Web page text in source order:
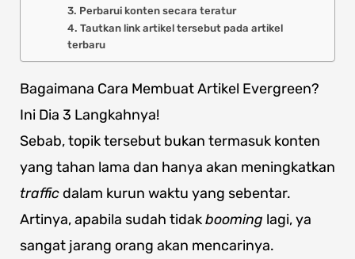
3. Perbarui konten secara teratur
4. Tautkan link artikel tersebut pada artikel
terbaru
Bagaimana Cara Membuat Artikel Evergreen?
Ini Dia 3 Langkahnya!
Sebab, topik tersebut bukan termasuk konten
yang tahan lama dan hanya akan meningkatkan
trafficdalam kurun waktu yang sebentar.
Artinya, apabila sudah tidakbooming lagi, ya
sangat jarang orang akan mencarinya.